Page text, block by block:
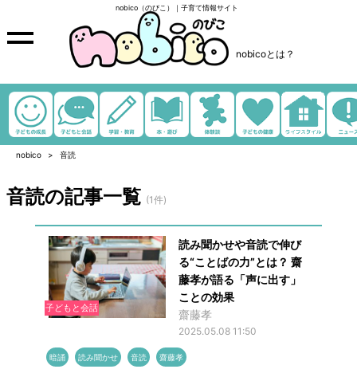
nobico（のびこ）｜子育て情報サイト
nobicoとは？
nobico 音読
音読の記事一覧 (1件)
子どもと会話
読み聞かせや音読で伸び
る“ことばの力”とは？ 齋
藤孝が語る「声に出す」
ことの効果
齋藤孝
2025.05.08 11:50
暗誦 読み聞かせ 音読 齋藤孝